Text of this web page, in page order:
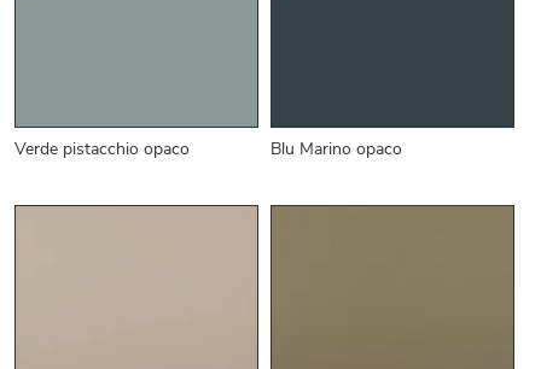
Verde pistacchio opaco Blu Marino opaco